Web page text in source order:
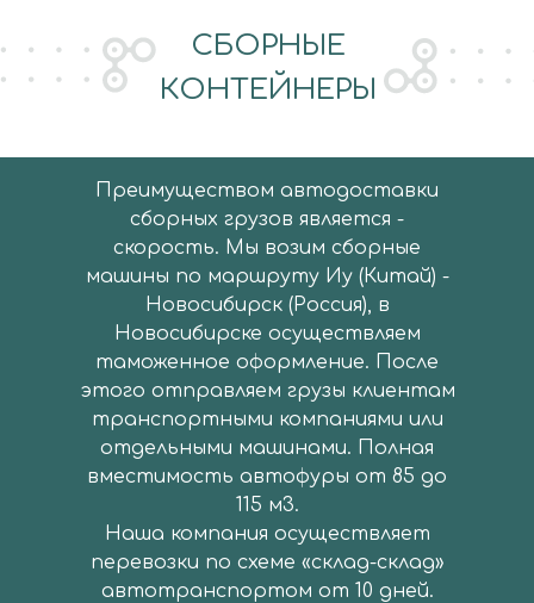
СБОРНЫЕ
КОНТЕЙНЕРЫ
Преимуществом автодоставки
сборных грузов является -
скорость. Мы возим сборные
машины по маршруту Иу (Китай) -
Новосибирск (Россия), в
Новосибирске осуществляем
таможенное оформление. После
этого отправляем грузы клиентам
транспортными компаниями или
отдельными машинами. Полная
вместимость автофуры от 85 до
115 м3.
Наша компания осуществляет
перевозки по схеме «склад-склад»
автотранспортом от 10 дней.